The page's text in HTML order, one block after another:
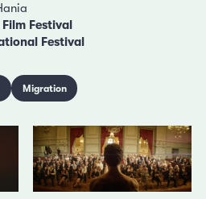
Festival
Festival
Migration